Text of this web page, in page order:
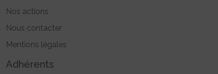
Nos actions
Nous contacter
Mentions légales
Adhérents